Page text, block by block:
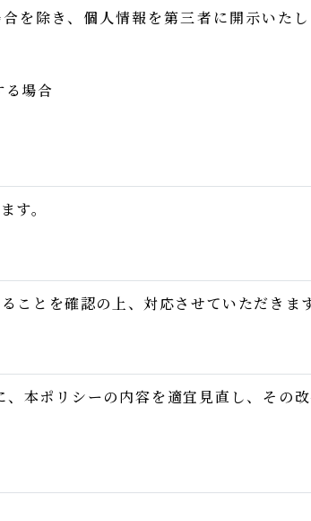
を除き、個人情報を第三者に開示いた
場合
す。
とを確認の上、対応させていただきます
本ポリシーの内容を適宜見直し、その